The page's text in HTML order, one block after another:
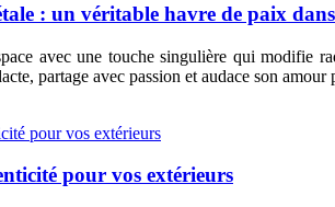
: un véritable havre de paix
avec une touche singulière qui modifie
partage avec passion et audace son
pour vos extérieurs